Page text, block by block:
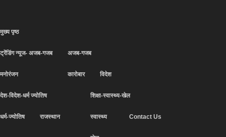
मुख्य पृष्ठ
ट्रेंडिंग न्यूज- अजब-गजब
मनोरंजन
अजब-गजब
कारोबार विदेश
देश-विदेश-धर्म ज्योतिष
धर्म-ज्योतिष राजस्थान
शिक्षा-स्वास्थ्य-खेल
स्वास्थ्य Contact Us